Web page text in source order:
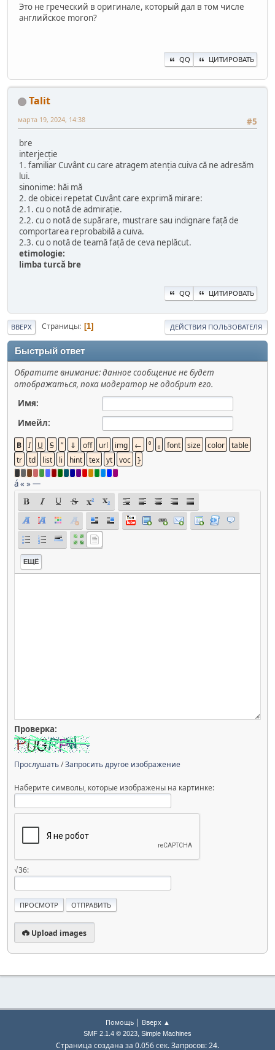
Это не греческий в оригинале, который дал в том числе
английское moron?
QQ ЦИТИРОВАТЬ
Talit
#5
марта 19, 2024, 14:38
bre
interjecție
1. familiar Cuvânt cu care atragem atenția cuiva că ne adresăm
lui.
sinonime: hăi mă
2. de obicei repetat Cuvânt care exprimă mirare:
2.1. cu o notă de admirație.
2.2. cu o notă de supărare, mustrare sau indignare față de
comportarea reprobabilă a cuiva.
2.3. cu o notă de teamă față de ceva neplăcut.
etimologie:
limba turcă bre
QQ ЦИТИРОВАТЬ
ВВЕРХ Страницы 1 ДЕЙСТВИЯ ПОЛЬЗОВАТЕЛЯ
Быстрый ответ
Обратите внимание: данное сообщение не будет
отображаться, пока модератор не одобрит его.
Имя:
Имейл:
á« »—
ЕЩЁ
Проверка:
Прослушать/Запросить другое изображение
Наберите символы, которые изображены на картинке:
√36:
Upload images
Помощь| Вверх ▲
SMF 2.1.4 © 2023, Simple Machines
Страница создана за 0.056 сек. Запросов: 24.